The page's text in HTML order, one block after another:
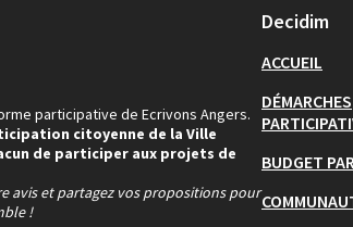
participative de Ecrivons Angers.
citoyenne de la Ville
de participer aux projets de
avis et partagez vos propositions pour
!
Decidim
ACCUEIL
DÉMARCHES
BUDGET